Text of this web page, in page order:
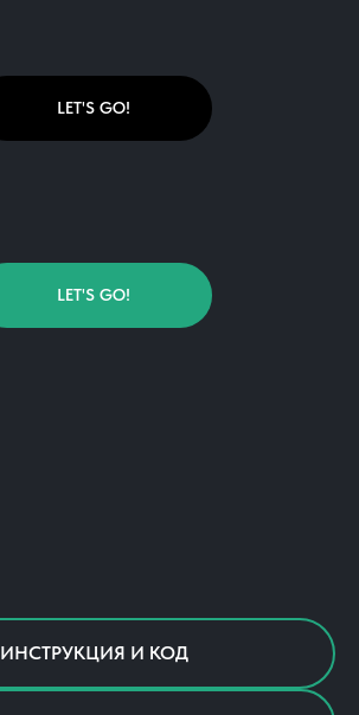
LET'S GO!
LET'S GO!
ИНСТРУКЦИЯ И КОД